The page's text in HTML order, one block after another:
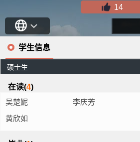
14
学生信息
硕士生
在读(4)
吴楚妮
李庆芳
黄欣如